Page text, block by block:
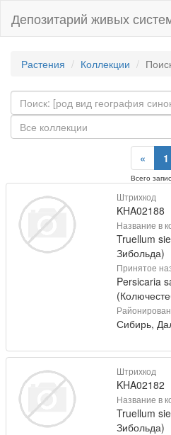
Депозитарий живых
Растения Коллекции
Все коллекции
« 1
Всего
Штрихкод
KHA02188
Название в
Truellum
Зибольда)
Принятое
Persicaria
Сибирь,
Штрихкод
KHA02182
Название в
Truellum
Зибольда)